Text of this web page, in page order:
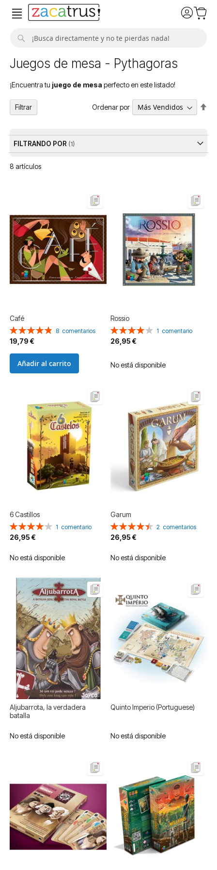
Juegos de mesa - Pythagoras
¡Encuentra tu juego de mesa perfecto en este listado!
8 artículos
Ordenar por
Café
Valoración:
98%
8 comentarios
19,79 €
Añadir al carrito
Rossio
Valoración:
80%
1 comentario
26,95 €
No está disponible
6 Castillos
Valoración:
80%
1 comentario
26,95 €
No está disponible
Garum
Valoración:
90%
2 comentarios
26,95 €
No está disponible
Aljubarrota, la verdadera
batalla
No está disponible
Quinto Imperio (Portuguese)
No está disponible
Filtrar
FILTRANDO POR